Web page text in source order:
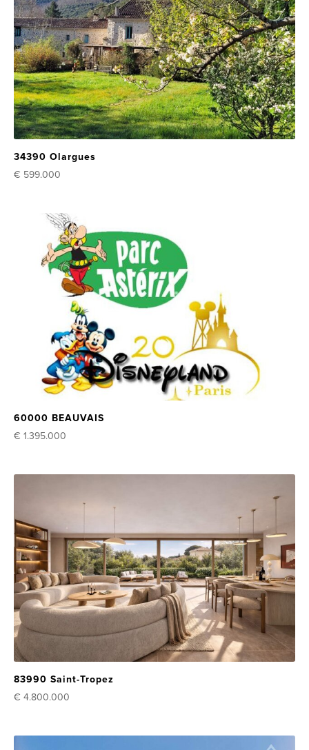
34390 Olargues
€ 599.000
60000 BEAUVAIS
€ 1.395.000
83990 Saint-Tropez
€ 4.800.000